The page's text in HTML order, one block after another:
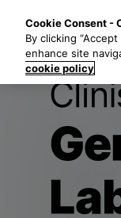
a
Cookie Consent -
By clicking
enhance site
cookie policy